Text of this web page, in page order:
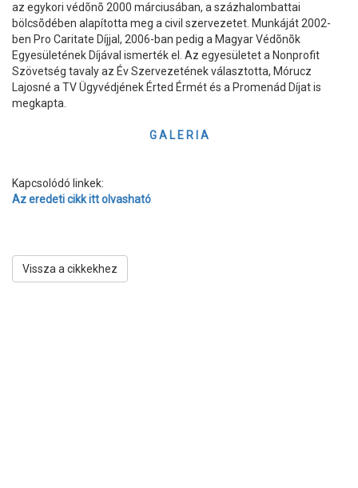
az egykori védõnõ 2000 márciusában, a százhalombattai
bölcsõdében alapította meg a civil szervezetet. Munkáját 2002-
ben Pro Caritate Díjjal, 2006-ban pedig a Magyar Védõnõk
Egyesületének Díjával ismerték el. Az egyesületet a Nonprofit
Szövetség tavaly az Év Szervezetének választotta, Mórucz
Lajosné a TV Ügyvédjének Érted Érmét és a Promenád Díjat is
megkapta.
G A L E R I A
Kapcsolódó linkek:
Az eredeti cikk itt olvasható
Vissza a cikkekhez